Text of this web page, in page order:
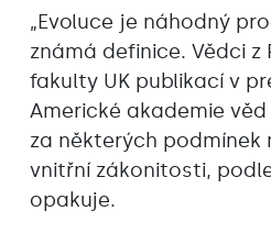
„Evoluce je náhodný
známá definice. Vědci z
fakulty UK publikací v
Americké akademie věd
za některých podmínek
vnitřní zákonitosti,
opakuje.